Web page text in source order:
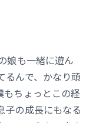
娘も一緒に遊ん
るんで、かなり頑
もちょっとこの経
子の成長にもなる